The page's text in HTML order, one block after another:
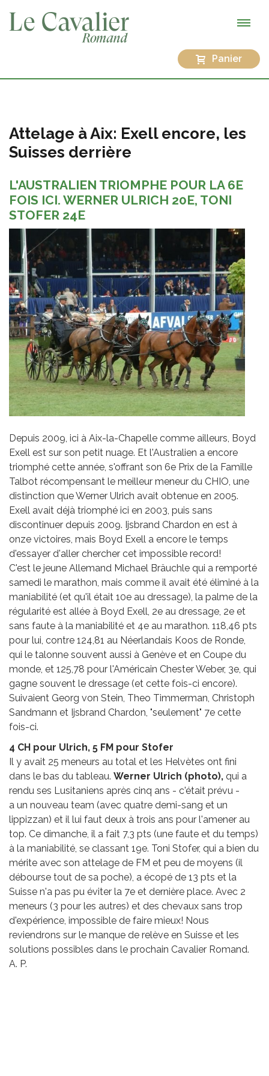
Panier
Attelage à Aix: Exell encore, les
Suisses derrière
L'AUSTRALIEN TRIOMPHE POUR LA 6E
FOIS ICI. WERNER ULRICH 20E, TONI
STOFER 24E
Depuis 2009, ici à Aix-la-Chapelle comme ailleurs, Boyd
Exell est sur son petit nuage. Et l'Australien a encore
triomphé cette année, s'offrant son 6e Prix de la Famille
Talbot récompensant le meilleur meneur du CHIO, une
distinction que Werner Ulrich avait obtenue en 2005.
Exell avait déjà triomphé ici en 2003, puis sans
discontinuer depuis 2009. Ijsbrand Chardon en est à
onze victoires, mais Boyd Exell a encore le temps
d'essayer d'aller chercher cet impossible record!
C'est le jeune Allemand Michael Bräuchle qui a remporté
samedi le marathon, mais comme il avait été éliminé à la
maniabilité (et qu'il était 10e au dressage), la palme de la
régularité est allée à Boyd Exell, 2e au dressage, 2e et
sans faute à la maniabilité et 4e au marathon. 118,46 pts
pour lui, contre 124,81 au Néerlandais Koos de Ronde,
qui le talonne souvent aussi à Genève et en Coupe du
monde, et 125,78 pour l'Américain Chester Weber, 3e, qui
gagne souvent le dressage (et cette fois-ci encore).
Suivaient Georg von Stein, Theo Timmerman, Christoph
Sandmann et Ijsbrand Chardon, "seulement" 7e cette
fois-ci.
4 CH pour Ulrich, 5 FM pour Stofer
Il y avait 25 meneurs au total et les Helvètes ont fini
dans le bas du tableau. Werner Ulrich (photo), qui a
rendu ses Lusitaniens après cinq ans - c'était prévu -
a un nouveau team (avec quatre demi-sang et un
lippizzan) et il lui faut deux à trois ans pour l'amener au
top. Ce dimanche, il a fait 7,3 pts (une faute et du temps)
à la maniabilité, se classant 19e. Toni Stofer, qui a bien du
mérite avec son attelage de FM et peu de moyens (il
débourse tout de sa poche), a écopé de 13 pts et la
Suisse n'a pas pu éviter la 7e et dernière place. Avec 2
meneurs (3 pour les autres) et des chevaux sans trop
d'expérience, impossible de faire mieux! Nous
reviendrons sur le manque de relève en Suisse et les
solutions possibles dans le prochain Cavalier Romand.
A. P.